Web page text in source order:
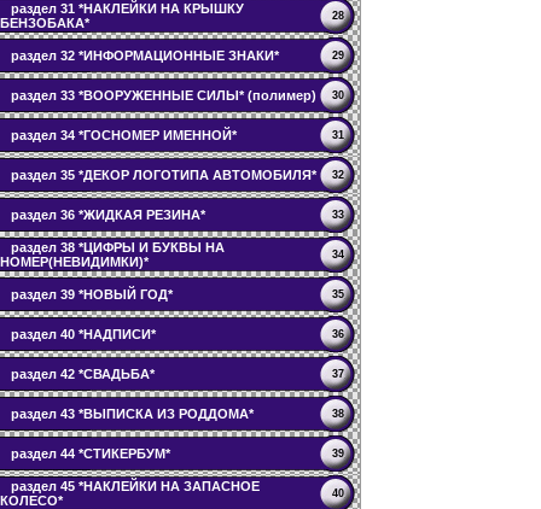
раздел 31 *НАКЛЕЙКИ НА КРЫШКУ
БЕНЗОБАКА*
28
раздел 32 *ИНФОРМАЦИОННЫЕ ЗНАКИ* 29
раздел 33 *ВООРУЖЕННЫЕ СИЛЫ* (полимер) 30
раздел 34 *ГОСНОМЕР ИМЕННОЙ* 31
раздел 35 *ДЕКОР ЛОГОТИПА АВТОМОБИЛЯ* 32
раздел 36 *ЖИДКАЯ РЕЗИНА* 33
раздел 38 *ЦИФРЫ И БУКВЫ НА
НОМЕР(НЕВИДИМКИ)*
34
раздел 39 *НОВЫЙ ГОД* 35
раздел 40 *НАДПИСИ* 36
раздел 42 *СВАДЬБА* 37
раздел 43 *ВЫПИСКА ИЗ РОДДОМА* 38
раздел 44 *СТИКЕРБУМ* 39
раздел 45 *НАКЛЕЙКИ НА ЗАПАСНОЕ
КОЛЕСО*
40